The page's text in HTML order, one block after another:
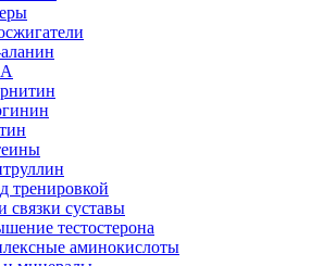
тренировкой
связки суставы
тестостерона
аминокислоты